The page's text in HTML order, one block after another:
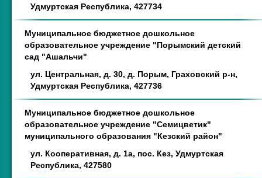
Удмуртская Республика, 427734
Муниципальное бюджетное дошкольное
образовательное учреждение "Порымский детский
сад "Ашальчи"
ул. Центральная, д. 30, д. Порым, Граховский р-н,
Удмуртская Республика, 427736
Муниципальное бюджетное дошкольное
образовательное учреждение "Семицветик"
муниципального образования "Кезский район"
ул. Кооперативная, д. 1а, пос. Кез, Удмуртская
Республика, 427580